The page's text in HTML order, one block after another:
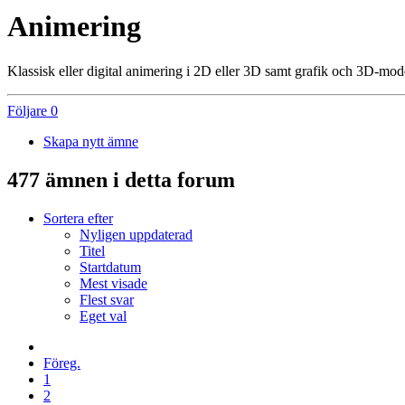
Animering
Klassisk eller digital animering i 2D eller 3D samt grafik och 3D-
Följare 0
Skapa nytt ämne
477 ämnen i detta forum
Sortera efter
Nyligen uppdaterad
Titel
Startdatum
Mest visade
Flest svar
Eget val
Föreg.
1
2